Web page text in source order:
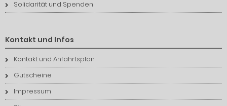
Solidarität und Spenden
Kontakt und Infos
Kontakt und Anfahrtsplan
Gutscheine
Impressum